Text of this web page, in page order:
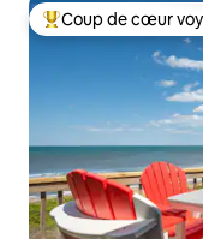
Coups de cœur
Coup de cœur